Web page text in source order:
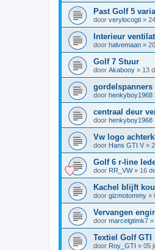
Past Golf 5
door verylocogti »
Interieur
door halvemaan »
Golf 7 Stuur
door Akabooy » 13
gordelspanners
door henkyboy1968
centraal deur
door henkyboy1968
Vw logo
door Hans GTI V »
Golf 6 r-line
door RR_VW» 16
Kachel blijft
door gizmotommy »
Vervangen
door marcelgtimk7 »
Textiel Golf GTI
door Roy_GTI » 05